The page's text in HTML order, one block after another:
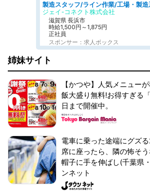
ジェイ-コネクト株式会社
滋賀県 長浜市
時給1,500円～1,875円
正社員
スポンサー：求人ボックス
姉妹サイト
【かつや】人気メニュー
飯大盛り無料!お得すぎる
日まで開催中。
電車に乗った途端にグズ
席に座ったら、隣の怖そ
帽子に手を伸ばし(千葉県
ンネット